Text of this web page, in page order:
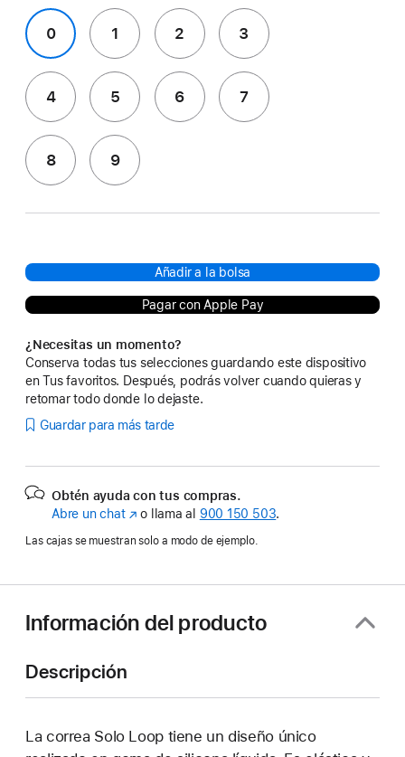
0 1 2 3
4 5 6 7
8 9
Añadir a la bolsa
Pagar con Apple Pay
¿Necesitas un momento?
Conserva todas tus selecciones guardando este dispositivo
en Tus favoritos. Después, podrás volver cuando quieras y
retomar todo donde lo dejaste.
Guardar para más tarde
Obtén ayuda con tus compras.
Abre un chat(Se
abre
ventana
o llama al 900 150 503.
Las cajas se muestran solo a modo de ejemplo.
Información del producto
Descripción
La correa Solo Loop tiene un diseño único